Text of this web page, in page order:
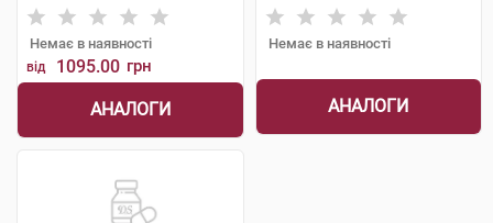
1 шт
Немає в наявності
від 1095.00 грн
АНАЛОГИ
Немає в наявності
АНАЛОГИ